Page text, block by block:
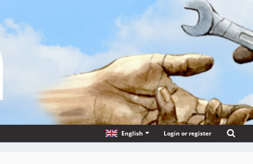
English Login or register